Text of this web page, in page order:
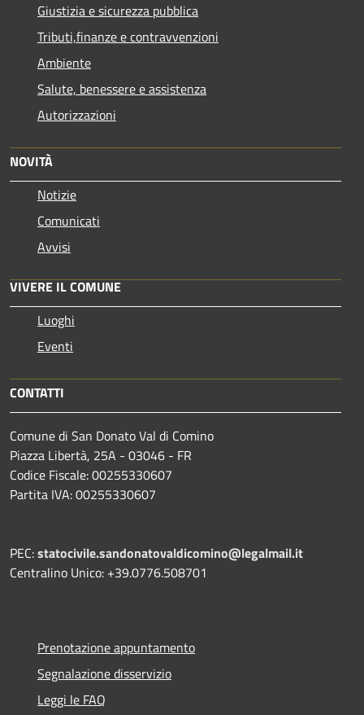
Giustizia e sicurezza pubblica
Tributi,finanze e contravvenzioni
Ambiente
Salute, benessere e assistenza
Autorizzazioni
NOVITÀ
Notizie
Comunicati
Avvisi
VIVERE IL COMUNE
Luoghi
Eventi
CONTATTI
Comune di San Donato Val di Comino
Piazza Libertà, 25A - 03046 - FR
Codice Fiscale: 00255330607
Partita IVA: 00255330607
PEC:statocivile.sandonatovaldicomino@legalmail.it
Centralino Unico: +39.0776.508701
Prenotazione appuntamento
Segnalazione disservizio
Leggi le FAQ